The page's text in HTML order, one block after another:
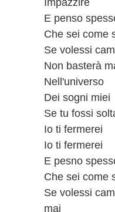
Impazzire
E penso
Che sei come
Se volessi
Non basterà
Nell'universo
Dei sogni miei
Se tu fossi
Io ti fermerei
Io ti fermerei
E pesno
Che sei come
Se volessi
mai